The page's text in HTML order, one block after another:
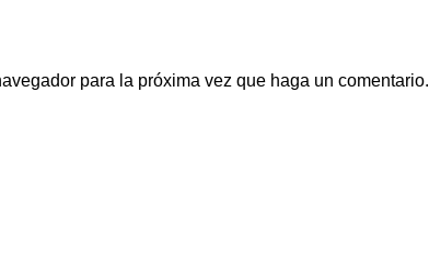
para la próxima vez que haga un comentario.